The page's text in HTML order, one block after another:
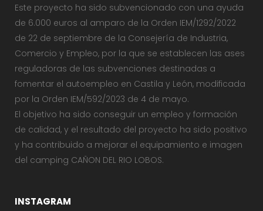
Este proyecto ha sido subvencionado con una ayuda
de 6.000 euros al amparo de la Orden IEM/1292/2022
de 22 de septiembre de la Consejería de Industria,
Comercio y Empleo, por la que se establecen las ases
reguladoras de las subvenciones destinadas a
fomentar el autoempleo en Castila y León, modificada
por la Orden IEM/592/2023 de 4 de mayo.
El objetivo ha sido conseguir un empleo y formación
de calidad, y el resultado del proyecto ha sido positivo
y ha contribuido a mejorar el equipamiento e imagen
del camping CAÑON DEL RIO LOBOS.
INSTAGRAM